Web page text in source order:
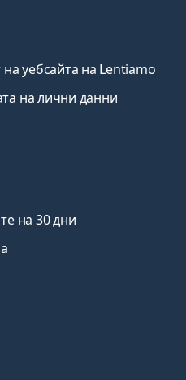
уебсайта на Lentiamo
на лични данни
на 30 дни